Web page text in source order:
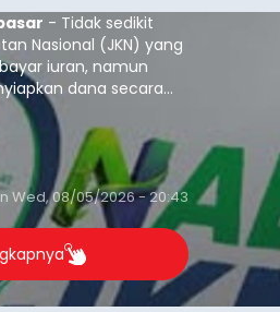
- Tidak sedikit
Nasional (JKN) yang
iuran, namun
dana secara
iuran.
oleh peserta
Upah (PBPU)
tidak tetap.
Wed, 08/05/2026 - 20:43